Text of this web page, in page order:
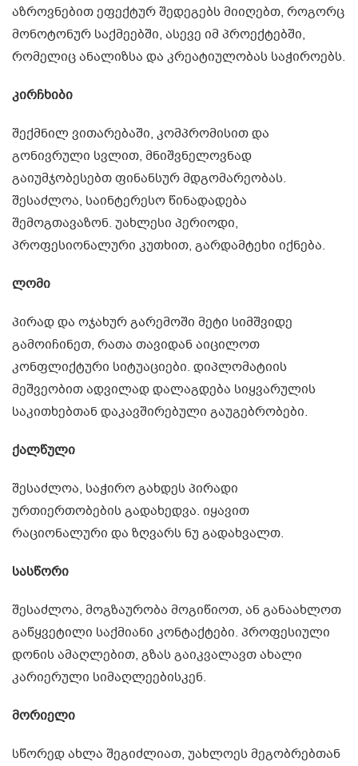
აზროვნებით ეფექტურ შედეგებს მიიღებთ, როგორც
მონოტონურ საქმეებში, ასევე იმ პროექტებში,
რომელიც ანალიზსა და კრეატიულობას საჭიროებს.
კირჩხიბი
შექმნილ ვითარებაში, კომპრომისით და
გონივრული სვლით, მნიშვნელოვნად
გაიუმჯობესებთ ფინანსურ მდგომარეობას.
შესაძლოა, საინტერესო წინადადება
შემოგთავაზონ. უახლესი პერიოდი,
პროფესიონალური კუთხით, გარდამტეხი იქნება.
ლომი
პირად და ოჯახურ გარემოში მეტი სიმშვიდე
გამოიჩინეთ, რათა თავიდან აიცილოთ
კონფლიქტური სიტუაციები. დიპლომატიის
მეშვეობით ადვილად დალაგდება სიყვარულის
საკითხებთან დაკავშირებული გაუგებრობები.
ქალწული
შესაძლოა, საჭირო გახდეს პირადი
ურთიერთობების გადახედვა. იყავით
რაციონალური და ზღვარს ნუ გადახვალთ.
სასწორი
შესაძლოა, მოგზაურობა მოგიწიოთ, ან განაახლოთ
გაწყვეტილი საქმიანი კონტაქტები. პროფესიული
დონის ამაღლებით, გზას გაიკვალავთ ახალი
კარიერული სიმაღლეებისკენ.
მორიელი
სწორედ ახლა შეგიძლიათ, უახლოეს მეგობრებთან